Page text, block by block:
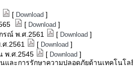
[ Download ]
[ Download ]
รณ์ พ.ศ.2561
[ Download ]
.2561
[ Download ]
พ.ศ.2545
[ Download ]
และการรักษาความปลอดภัยด้านเทคโนโ